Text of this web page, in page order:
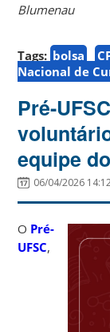
Blumenau
Tags: bolsa
Nacional de
Pré-
equipe
06/04/2026
O Pré-
UFSC,